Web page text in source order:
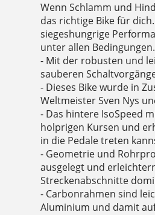
Wenn Schlamm und
das richtige Bike für
siegeshungrige
unter allen Bedingungen.
- Mit der robusten und
sauberen
- Dieses Bike wurde in
Weltmeister Sven Nys
- Das hintere IsoSpeed
holprigen Kursen und
in die Pedale treten
- Geometrie und
ausgelegt und
Streckenabschnitte
- Carbonrahmen sind
Aluminium und damit